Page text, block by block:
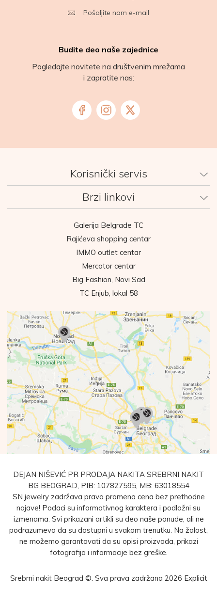
Pošaljite nam e-mail
Budite deo naše zajednice
Pogledajte novitete na društvenim mrežama
i zapratite nas:
Korisnički servis
Brzi linkovi
Galerija Belgrade TC
Rajićeva shopping centar
IMMO outlet centar
Mercator centar
Big Fashion, Novi Sad
TC Enjub, lokal 58
DEJAN NIŠEVIĆ PR PRODAJA NAKITA SREBRNI NAKIT
BG BEOGRAD, PIB: 107827595, MB: 63018554
SN jewelry zadržava pravo promena cena bez prethodne
najave! Podaci su informativnog karaktera i podložni su
izmenama. Svi prikazani artikli su deo naše ponude, ali ne
podrazumeva da su dostupni u svakom trenutku. Na žalost,
ne možemo garantovati da su opisi proizvoda, prikazi
fotografija i informacije bez greške.
Srebrni nakit Beograd ©. Sva prava zadržana 2026 Explicit